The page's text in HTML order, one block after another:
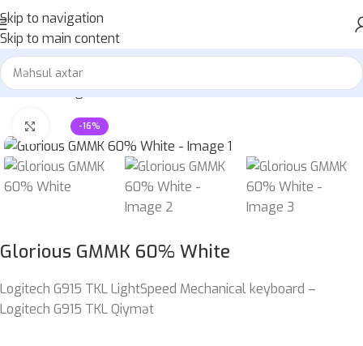
Skip to navigation
Skip to main content
Home»Mağaza»Glorious GMMK 60% White
-16%
Böyütmək üçün klikləyin
Glorious GMMK 60% White
Logitech G915 TKL LightSpeed Mechanical keyboard –
Logitech G915 TKL Qiymət